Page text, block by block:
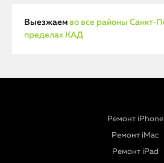
Выезжаем во все районы
пределах КАД
Ремонт iPhone
Ремонт iMac
Ремонт iPad